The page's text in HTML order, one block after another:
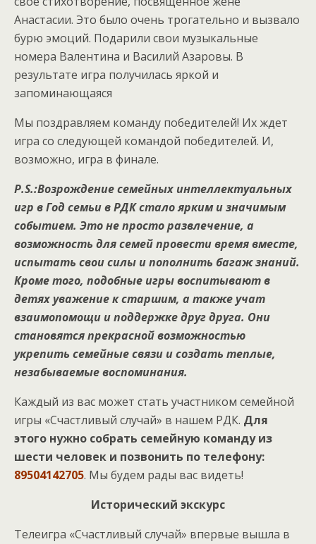
Анастасии. Это было очень трогательно и вызвало
бурю эмоций. Подарили свои музыкальные
номера Валентина и Василий Азаровы. В
результате игра получилась яркой и
запоминающаяся
Мы поздравляем команду победителей! Их ждет
игра со следующей командой победителей. И,
возможно, игра в финале.
P.S.:Возрождение семейных интеллектуальных
игр в Год семьи в РДК стало ярким и значимым
событием. Это не просто развлечение, а
возможность для семей провести время вместе,
испытать свои силы и пополнить багаж знаний.
Кроме того, подобные игры воспитывают в
детях уважение к старшим, а также учат
взаимопомощи и поддержке друг друга. Они
становятся прекрасной возможностью
укрепить семейные связи и создать теплые,
незабываемые воспоминания.
Каждый из вас может стать участником семейной
игры «Счастливый случай» в нашем РДК. Для
этого нужно собрать семейную команду из
шести человек и позвонить по телефону:
89504142705. Мы будем рады вас видеть!
Исторический экскурс
Телеигра «Счастливый случай» впервые вышла в